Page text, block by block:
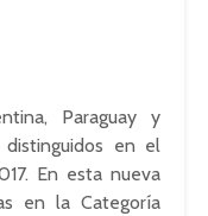
Paraguay y
distinguidos en el
En esta nueva
en la Categoría